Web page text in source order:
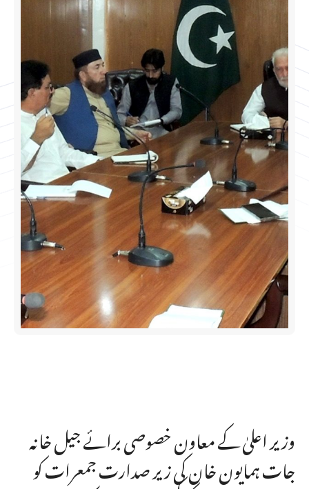
وزیر اعلیٰ کے معاون خصوصی برائے جیل خانہ
جات ہمایون خان کی زیر صدارت جمعرات کو